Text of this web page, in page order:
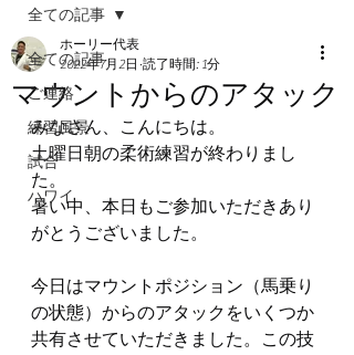
全ての記事
ご連絡
練習風景
試合
ハワイ
全ての記事
マウントからのアタック
ホーリー代表
2022年7月2日 読了時間: 1分
みなさん、こんにちは。
土曜日朝の柔術練習が終わりまし
た。
暑い中、本日もご参加いただきあり
がとうございました。
今日はマウントポジション（馬乗り
の状態）からのアタックをいくつか
共有させていただきました。この技